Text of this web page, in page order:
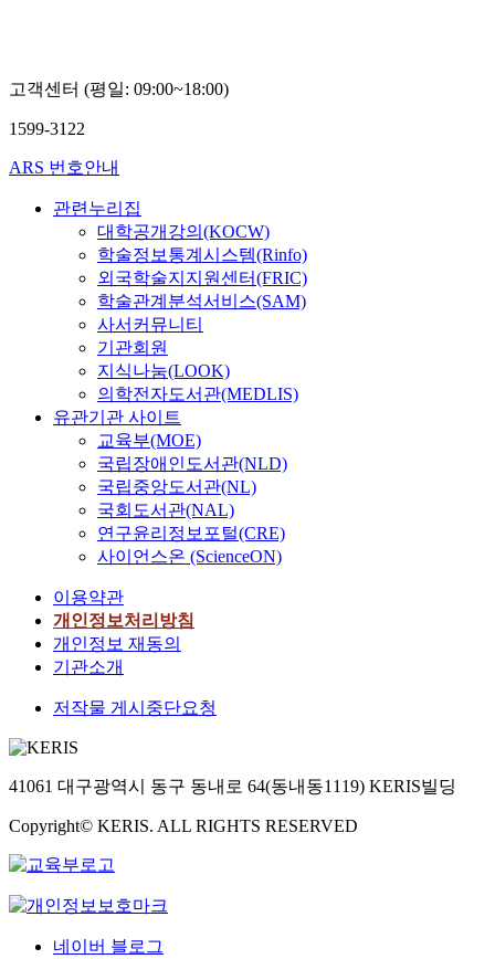
고객센터 (평일: 09:00~18:00)
1599-3122
ARS 번호안내
관련누리집
대학공개강의(KOCW)
학술정보통계시스템(Rinfo)
외국학술지지원센터(FRIC)
학술관계분석서비스(SAM)
사서커뮤니티
기관회원
지식나눔(LOOK)
의학전자도서관(MEDLIS)
유관기관 사이트
교육부(MOE)
국립장애인도서관(NLD)
국립중앙도서관(NL)
국회도서관(NAL)
연구윤리정보포털(CRE)
사이언스온 (ScienceON)
이용약관
개인정보처리방침
개인정보 재동의
기관소개
저작물 게시중단요청
41061 대구광역시 동구 동내로 64(동내동1119) KERIS빌딩
Copyright© KERIS. ALL RIGHTS RESERVED
네이버 블로그